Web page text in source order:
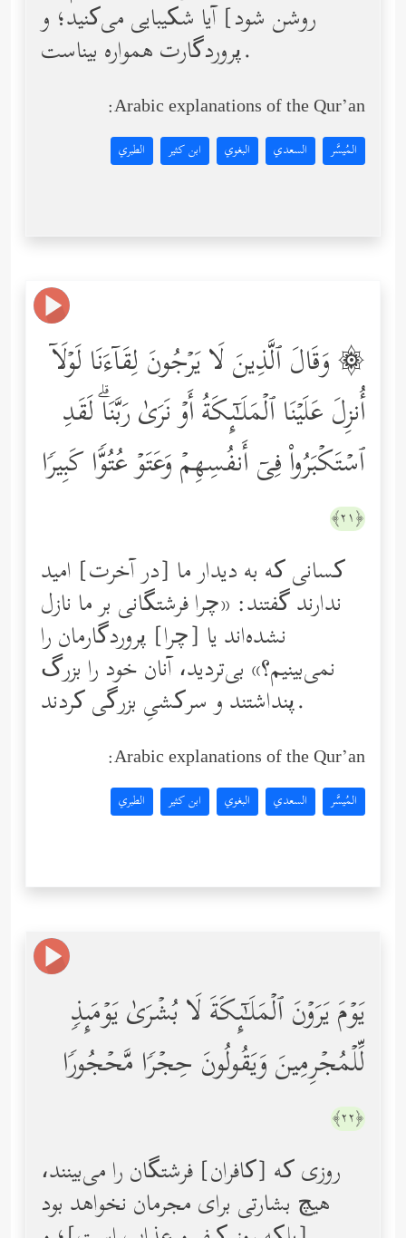
روشن شود] آیا شکیبایی می‌کنید؛ و
پروردگارت همواره بیناست.
Arabic explanations of the Qur’an:
المُيسَّر السعدي البغوي ابن كثير الطبري
۞ وَقَالَ ٱلَّذِینَ لَا یَرۡجُونَ لِقَاۤءَنَا لَوۡلَاۤ
أُنزِلَ عَلَیۡنَا ٱلۡمَلَـٰۤىِٕكَةُ أَوۡ نَرَىٰ رَبَّنَاۗ لَقَدِ
ٱسۡتَكۡبَرُواْ فِیۤ أَنفُسِهِمۡ وَعَتَوۡ عُتُوࣰّا كَبِیرࣰا
﴿٢١﴾
کسانی ‌که به دیدار ما [در آخرت] امید
ندارند گفتند: «چرا فرشتگانی بر ما نازل
نشده‌اند یا [چرا] پروردگار‌مان را
نمی‌بینیم؟» بی‌تردید، آنان خود را بزرگ
پنداشتند و سرکشیِ بزرگی کردند.
Arabic explanations of the Qur’an:
المُيسَّر السعدي البغوي ابن كثير الطبري
یَوۡمَ یَرَوۡنَ ٱلۡمَلَـٰۤىِٕكَةَ لَا بُشۡرَىٰ یَوۡمَىِٕذࣲ
لِّلۡمُجۡرِمِینَ وَیَقُولُونَ حِجۡرࣰا مَّحۡجُورࣰا
﴿٢٢﴾
روزی ‌که [کافران] فرشتگان را می‌بینند،
هیچ بشارتی برای مجرمان نخواهد بود